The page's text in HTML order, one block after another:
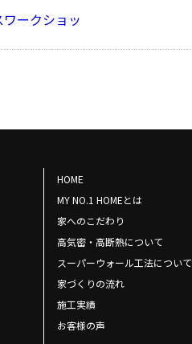
ークショッ
HOME
MY NO.1 HOMEとは
家へのこだわり
高気密・高断熱について
スーパーウォール工法について
家づくりの流れ
施工実績
お客様の声